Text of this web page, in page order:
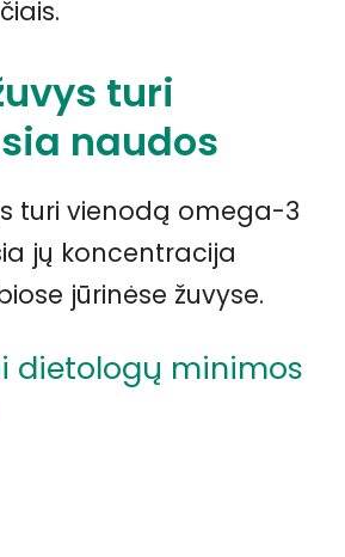
turi
naudos
turi vienodą omega-3
jų koncentracija
jūrinėse žuvyse.
dietologų minimos